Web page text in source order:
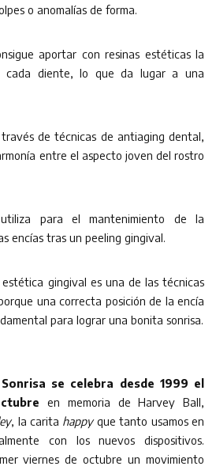
o anomalías de forma.
aportar con resinas estéticas la
cada diente, lo que da lugar a una
de técnicas de antiaging dental,
entre el aspecto joven del rostro
para el mantenimiento de la
encías tras un peeling gingival.
estética gingival es una de las técnicas
una correcta posición de la encía
para lograr una bonita sonrisa.
se celebra desde 1999 el
en memoria de Harvey Ball,
, la carita happyque tanto usamos en
con los nuevos dispositivos.
viernes de octubre un movimiento